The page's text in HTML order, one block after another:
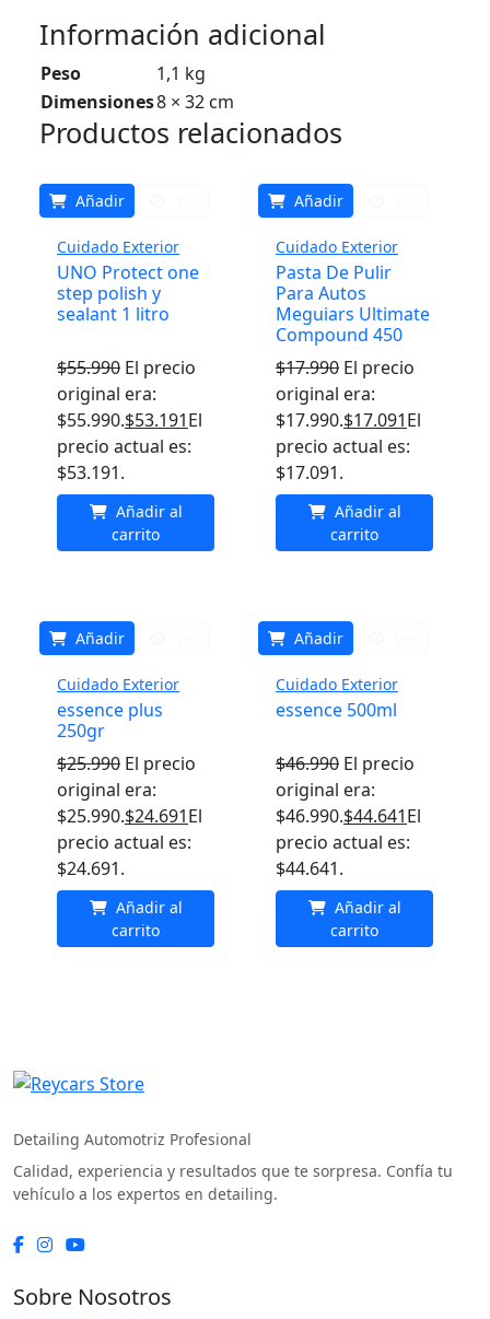
Información adicional
Peso
1,1 kg
Dimensiones8 × 32 cm
Productos relacionados
Añadir
Cuidado Exterior
UNO Protect one
step polish y
sealant 1 litro
$55.990 El precio
original era:
$55.990.$53.191El
precio actual es:
$53.191.
Añadir al
carrito
Añadir
Cuidado Exterior
Pasta De Pulir
Para Autos
Meguiars Ultimate
Compound 450
$17.990 El precio
original era:
$17.990.$17.091El
precio actual es:
$17.091.
Añadir al
carrito
Añadir
Cuidado Exterior
essence plus
250gr
$25.990 El precio
original era:
$25.990.$24.691El
precio actual es:
$24.691.
Añadir al
carrito
Añadir
Cuidado Exterior
essence 500ml
$46.990 El precio
original era:
$46.990.$44.641El
precio actual es:
$44.641.
Añadir al
carrito
Detailing Automotriz Profesional
Calidad, experiencia y resultados que te sorpresa. Confía tu
vehículo a los expertos en detailing.
Sobre Nosotros